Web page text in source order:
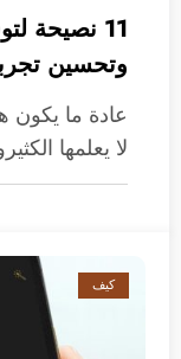
11 نصيحة
وتحسين
عادة ما
لا يعلمها
كيف